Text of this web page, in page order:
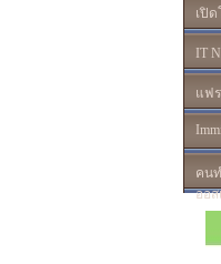
เปิ
IT
แฟ
คน
ออส